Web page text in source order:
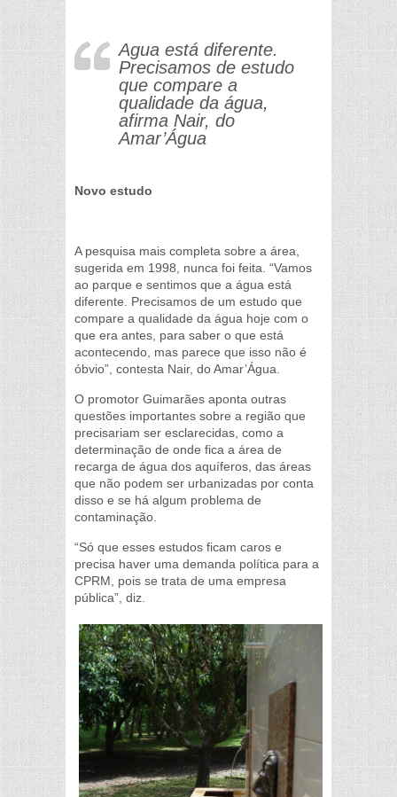
Agua está diferente.
Precisamos de estudo
que compare a
qualidade da água,
afirma Nair, do
Amar’Água
Novo estudo
A pesquisa mais completa sobre a área,
sugerida em 1998, nunca foi feita. “Vamos
ao parque e sentimos que a água está
diferente. Precisamos de um estudo que
compare a qualidade da água hoje com o
que era antes, para saber o que está
acontecendo, mas parece que isso não é
óbvio”, contesta Nair, do Amar’Água.
O promotor Guimarães aponta outras
questões importantes sobre a região que
precisariam ser esclarecidas, como a
determinação de onde fica a área de
recarga de água dos aquíferos, das áreas
que não podem ser urbanizadas por conta
disso e se há algum problema de
contaminação.
“Só que esses estudos ficam caros e
precisa haver uma demanda política para a
CPRM, pois se trata de uma empresa
pública”, diz.